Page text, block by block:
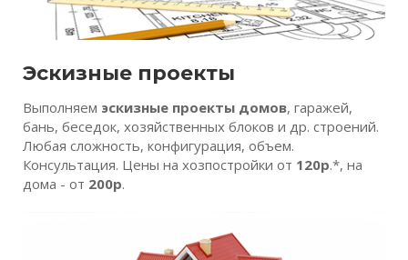
Эскизные проекты
Выполняем эскизные проекты домов, гаражей,
бань, беседок, хозяйственных блоков и др. строений.
Любая сложность, конфигурация, объем.
Консультация. Цены на хозпостройки от 120р.*, на
дома - от 200р.